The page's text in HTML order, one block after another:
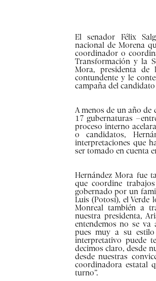
El senador Félix
nacional de Morena
coordinador o
Transformación y la
Mora, presidenta de
contundente y le
campaña del
A menos de un año de
17 gubernaturas
proceso interno
o candidatos,
interpretaciones que
ser tomado en cuenta
Hernández Mora fue
que coordine
gobernado por un
Luis (Potosí), el Verde
Monreal también a
nuestra presidenta,
entendemos no se va
pues muy a su
interpretativo puede
decimos claro, desde
desde nuestras
coordinadora estatal
turno”.